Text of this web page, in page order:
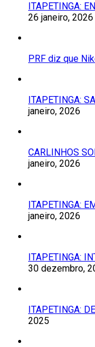
ITAPETINGA:
26 janeiro, 2026
PRF diz que
ITAPETINGA:
janeiro, 2026
CARLINHOS
janeiro, 2026
ITAPETINGA:
janeiro, 2026
ITAPETINGA:
30 dezembro,
ITAPETINGA:
2025